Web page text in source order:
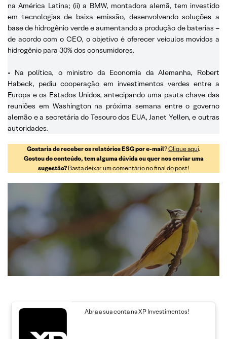
na América Latina; (ii) a BMW, montadora alemã, tem investido
em tecnologias de baixa emissão, desenvolvendo soluções a
base de hidrogênio verde e aumentando a produção de baterias –
de acordo com o CEO, o objetivo é oferecer veículos movidos a
hidrogênio para 30% dos consumidores.
• Na política, o ministro da Economia da Alemanha, Robert
Habeck, pediu cooperação em investimentos verdes entre a
Europa e os Estados Unidos, antecipando uma pauta chave das
reuniões em Washington na próxima semana entre o governo
alemão e a secretária do Tesouro dos EUA, Janet Yellen, e outras
autoridades.
Gostaria de receber os relatórios ESG por e-mail?Clique aqui.
Gostou do conteúdo, tem alguma dúvida ou quer nos enviar uma
sugestão?Basta deixar um comentário no final do post!
Abra a sua conta na XP Investimentos!